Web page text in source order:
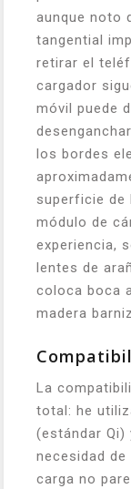
aunque noto
tangential
retirar el
cargador
móvil puede
los bordes
superficie de
módulo de
experiencia,
lentes de
coloca boca
madera
La
total: he
(estándar Qi)
necesidad
carga no